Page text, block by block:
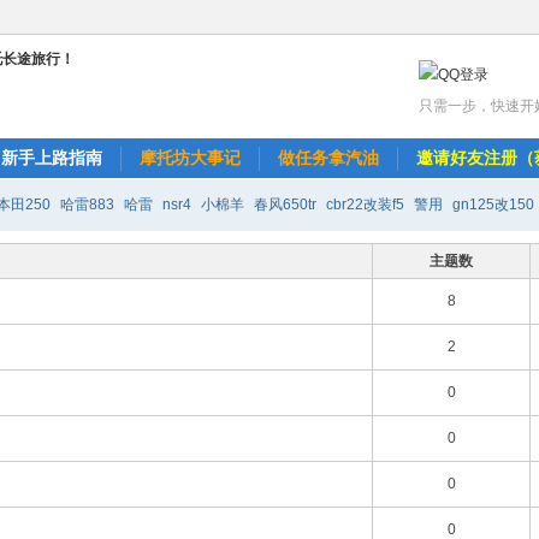
只需一步，快速开
新手上路指南 摩托坊大事记 做任务拿汽油 邀请好友注册（
田250 哈雷883 哈雷 nsr4 小棉羊 春风650tr cbr22改装f5 警用 gn125改150
主题数
8
2
0
0
0
0